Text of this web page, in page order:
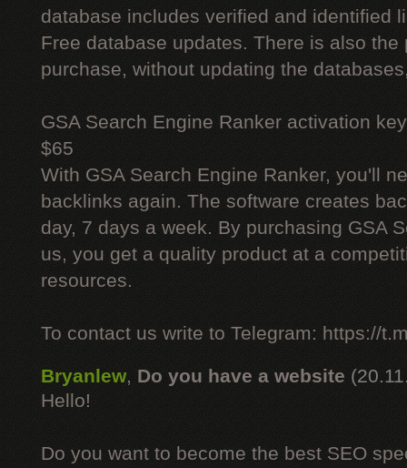
database includes verified and identified
Free database updates. There is also
purchase, without updating the
GSA Search Engine Ranker activation key
$65
With GSA Search Engine Ranker, you'll
backlinks again. The software creates
day, 7 days a week. By purchasing GSA
us, you get a quality product at a
resources.
To contact us write to Telegram: https://
Bryanlew, Do you have a website
Hello!
Do you want to become the best SEO